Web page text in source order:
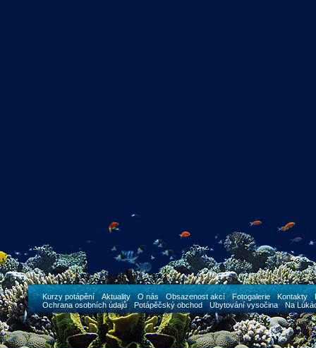
Kurzy potápění Aktuality O nás Obsazenost akcí Fotogalerie Kontakty
Ochrana osobních údajů
Potápěčský obchod Ubytování vysočina Na